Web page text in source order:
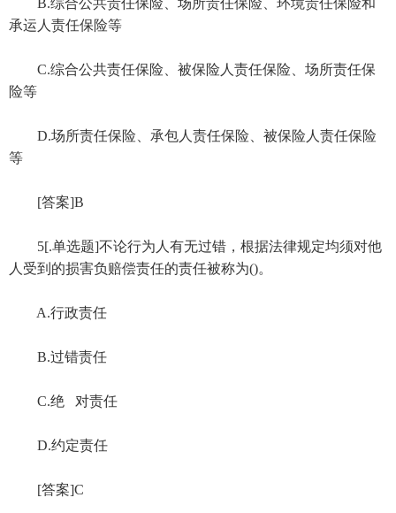
承运人责任保险等
C.综合公共责任保险、被保险人责任保险、场所责任保
险等
D.场所责任保险、承包人责任保险、被保险人责任保险
等
[答案]B
5[.单选题]不论行为人有无过错，根据法律规定均须对他
人受到的损害负赔偿责任的责任被称为()。
A.行政责任
B.过错责任
C.绝 对责任
D.约定责任
[答案]C